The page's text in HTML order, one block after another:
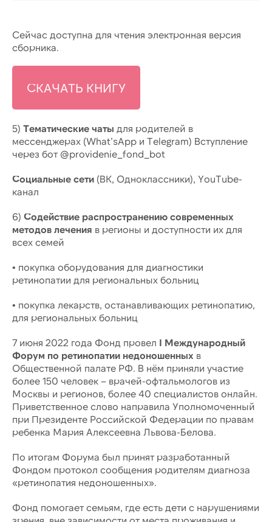
Сейчас доступна для чтения электронная версия
сборника.
СКАЧАТЬ КНИГУ
5) Тематические чаты для родителей в
мессенджерах (What’sApp и Telegram) Вступление
через бот @providenie_fond_bot
Социальные сети (ВК, Одноклассники), YouTube-
канал
6) Содействие распространению современных
методов лечения в регионы и доступности их для
всех семей
• покупка оборудования для диагностики
ретинопатии для региональных больниц
• покупка лекарств, останавливающих ретинопатию,
для региональных больниц
7 июня 2022 года Фонд провел I Международный
Форум по ретинопатии недоношенных в
Общественной палате РФ. В нём приняли участие
более 150 человек – врачей-офтальмологов из
Москвы и регионов, более 40 специалистов онлайн.
Приветственное слово направила Уполномоченный
при Президенте Российской Федерации по правам
ребенка Мария Алексеевна Львова-Белова.
По итогам Форума был принят разработанный
Фондом протокол сообщения родителям диагноза
«ретинопатия недоношенных».
Фонд помогает семьям, где есть дети с нарушениями